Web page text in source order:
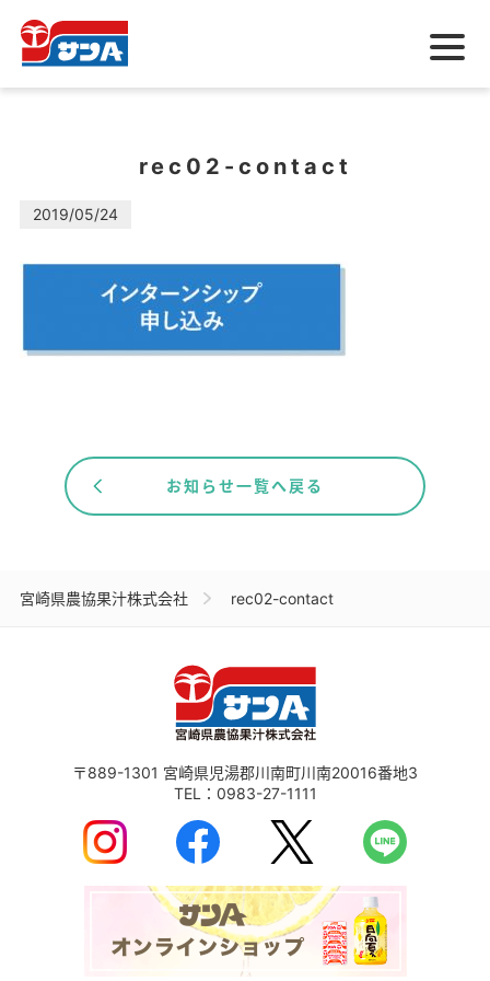
メ
ュ
rec02-contact
2019/05/24
お知らせ一覧へ戻る
宮崎県農協果汁株式会社 rec02-contact
〒889-1301 宮崎県児湯郡川南町川南20016番地3
TEL： 0983-27-1111